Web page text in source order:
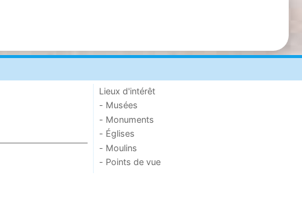
Lieux d'intérêt
- Musées
- Monuments
- Églises
- Moulins
- Points de vue